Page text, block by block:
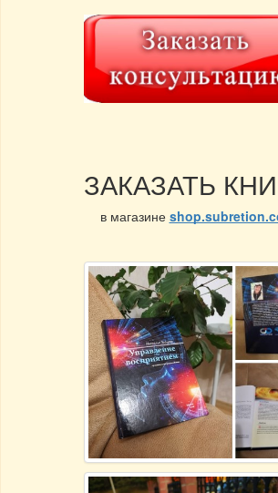
ЗАКАЗАТЬ
в магазине